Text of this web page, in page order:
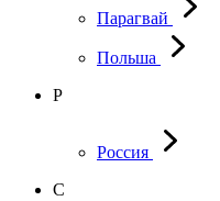
Парагвай
Польша
Р
Россия
С